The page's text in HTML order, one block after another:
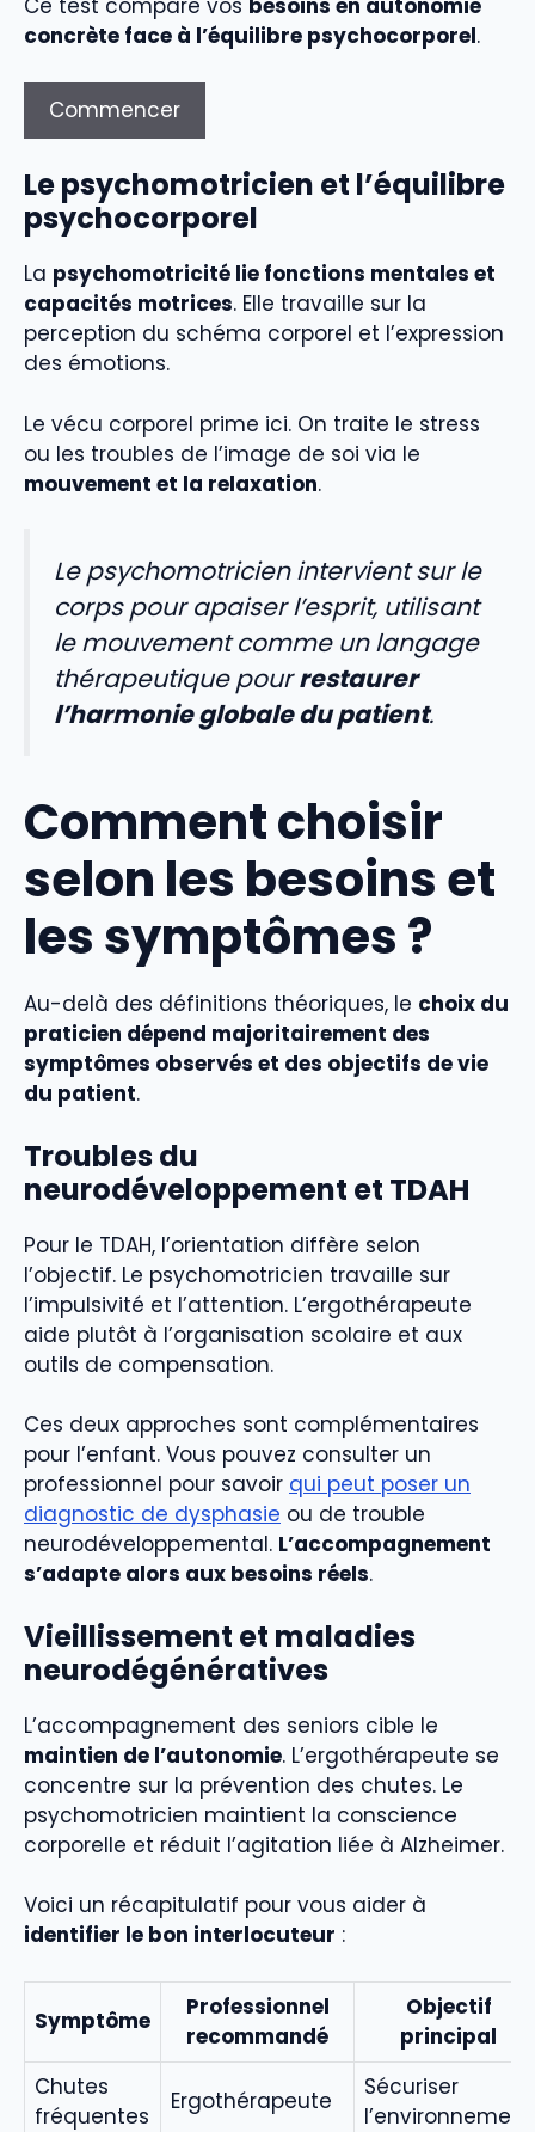
Ce test compare vos besoins en autonomie
concrète face à l’équilibre psychocorporel.
Commencer
Le psychomotricien et l’équilibre
psychocorporel
La psychomotricité lie fonctions mentales et
capacités motrices. Elle travaille sur la
perception du schéma corporel et l’expression
des émotions.
Le vécu corporel prime ici. On traite le stress
ou les troubles de l’image de soi via le
mouvement et la relaxation.
Le psychomotricien intervient sur le
corps pour apaiser l’esprit, utilisant
le mouvement comme un langage
thérapeutique pourrestaurer
l’harmonie globale du patient.
Comment choisir
selon les besoins et
les symptômes ?
Au-delà des définitions théoriques, le choix du
praticien dépend majoritairement des
symptômes observés et des objectifs de vie
du patient.
Troubles du
neurodéveloppement et TDAH
Pour le TDAH, l’orientation diffère selon
l’objectif. Le psychomotricien travaille sur
l’impulsivité et l’attention. L’ergothérapeute
aide plutôt à l’organisation scolaire et aux
outils de compensation.
Ces deux approches sont complémentaires
pour l’enfant. Vous pouvez consulter un
professionnel pour savoir qui peut poser un
diagnostic de dysphasie ou de trouble
neurodéveloppemental. L’accompagnement
s’adapte alors aux besoins réels.
Vieillissement et maladies
neurodégénératives
L’accompagnement des seniors cible le
maintien de l’autonomie. L’ergothérapeute se
concentre sur la prévention des chutes. Le
psychomotricien maintient la conscience
corporelle et réduit l’agitation liée à Alzheimer.
Voici un récapitulatif pour vous aider à
identifier le bon interlocuteur :
Symptôme
Professionnel
recommandé
Objectif
principal
Chutes
fréquentes
Ergothérapeute
Sécuriser
l’environnement